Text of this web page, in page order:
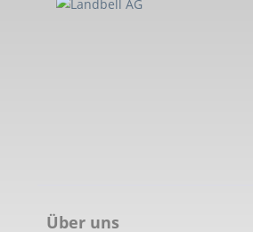
Über uns